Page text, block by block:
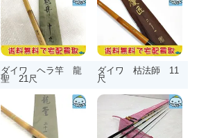
ダイワ ヘラ竿 龍
聖 21尺
ダイワ 枯法師 11
尺